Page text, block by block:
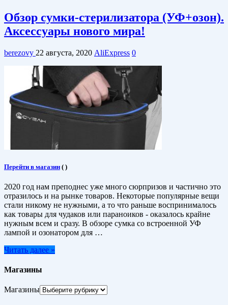
Обзор сумки-стерилизатора (УФ+озон).
Аксессуары нового мира!
berezovy 22 августа, 2020 AliExpress 0
Перейти в магазин ( )
2020 год нам преподнес уже много сюрпризов и частично это
отразилось и на рынке товаров. Некоторые популярные вещи
стали никому не нужными, а то что раньше воспринималось
как товары для чудаков или параноиков - оказалось крайне
нужным всем и сразу. В обзоре сумка со встроенной УФ
лампой и озонатором для …
Читать далее »
Магазины
Магазины